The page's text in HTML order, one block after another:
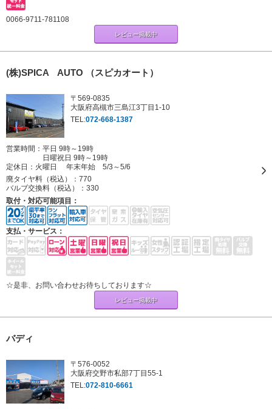
0066-9711-781108
レビュー掲載中
(株)SPICA AUTO （スピカオート）
〒569-0835
大阪府高槻市三島江3丁目1-10
TEL:072-668-1387
営業時間：平日 9時～19時
日曜祝日 9時～19時
定休日： 火曜日 年末年始 5/3～5/6
廃タイヤ料（税込）： 770
バルブ交換料（税込）： 330
取付・対応可能項目：
支払・サービス：
☆是非、お問い合わせお待ちしております☆
レビュー掲載中
バディ
〒576-0052
大阪府交野市私部7丁目55-1
TEL:072-810-6661